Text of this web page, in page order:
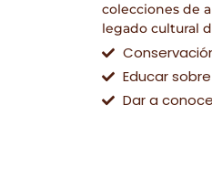
colecciones de
legado cultural
Educar
Dar a